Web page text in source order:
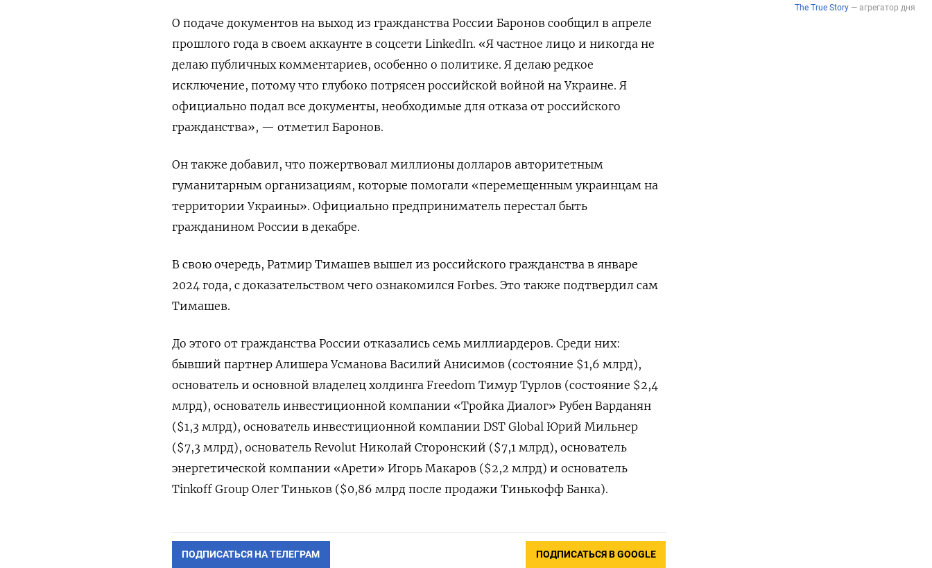
О подаче документов на выход из гражданства России Баронов сообщил в апреле
прошлого года в своем аккаунте в соцсети LinkedIn. «Я частное лицо и никогда не
делаю публичных комментариев, особенно о политике. Я делаю редкое
исключение, потому что глубоко потрясен российской войной на Украине. Я
официально подал все документы, необходимые для отказа от российского
гражданства», — отметил Баронов.
Он также добавил, что пожертвовал миллионы долларов авторитетным
гуманитарным организациям, которые помогали «перемещенным украинцам на
территории Украины». Официально предприниматель перестал быть
гражданином России в декабре.
В свою очередь, Ратмир Тимашев вышел из российского гражданства в январе
2024 года, с доказательством чего ознакомился Forbes. Это также подтвердил сам
Тимашев.
До этого от гражданства России отказались семь миллиардеров. Среди них:
бывший партнер Алишера Усманова Василий Анисимов (состояние $1,6 млрд),
основатель и основной владелец холдинга Freedom Тимур Турлов (состояние $2,4
млрд), основатель инвестиционной компании «Тройка Диалог» Рубен Варданян
($1,3 млрд), основатель инвестиционной компании DST Global Юрий Мильнер
($7,3 млрд), основатель Revolut Николай Сторонский ($7,1 млрд), основатель
энергетической компании «Арети» Игорь Макаров ($2,2 млрд) и основатель
Tinkoff Group Олег Тиньков ($0,86 млрд после продажи Тинькофф Банка).
ПОДПИСАТЬСЯ НА ТЕЛЕГРАМ ПОДПИСАТЬСЯ В GOOGLE